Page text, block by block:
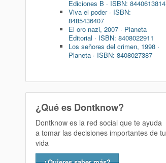
Ediciones B · ISBN: 8440613814
Viva el poder · ISBN:
8485436407
El oro nazi, 2007 · Planeta
Editorial · ISBN: 8408022911
Los señores del crimen, 1998 ·
Planeta · ISBN: 8408027387
¿Qué es Dontknow?
Dontknow es la red social que te ayuda
a tomar las decisiones importantes de tu
vida